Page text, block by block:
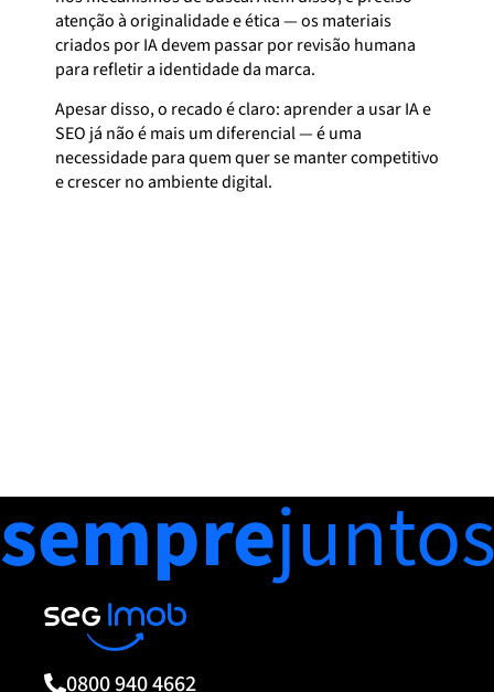
atenção à originalidade e ética — os materiais
criados por IA devem passar por revisão humana
para refletir a identidade da marca.
Apesar disso, o recado é claro: aprender a usar IA e
SEO já não é mais um diferencial — é uma
necessidade para quem quer se manter competitivo
e crescer no ambiente digital.
sempre
0800 940 4662